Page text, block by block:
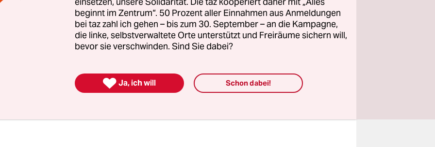
Argumente halten einer Überprüfung nicht stand. Die von
Sigmar Gabriel geplanten neuen
gegen die die Gewerkschaften demonstrieren, treffen
10 Prozent der Kohlekraftwerke. Dennoch sieht die IG BCE
100.000 gefährdeten Jobs.
beginnt im Zentrum“. 50 Prozent aller Einnahmen aus Anmeldungen
bei taz zahl ich gehen – bis zum 30. September – an die Kampagne,
die linke, selbstverwaltete Orte unterstützt und Freiräume sichern will,
bevor sie verschwinden. Sind Sie dabei?
 Ja, ich will Schon dabei!